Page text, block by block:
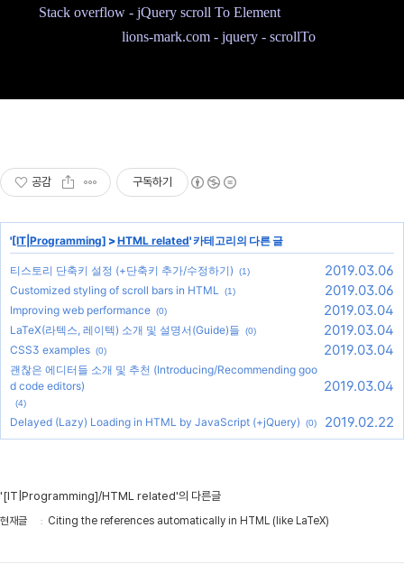
Stack overflow - jQuery scroll To Element
lions-mark.com - jquery - scrollTo
공감 구독하기
'[IT|Programming] >HTML related' 카테고리의 다른 글
티스토리 단축키 설정 (+단축키 추가/수정하기) (1) 2019.03.06
Customized styling of scroll bars in HTML (1) 2019.03.06
Improving web performance (0) 2019.03.04
LaTeX(라텍스, 레이텍) 소개 및 설명서(Guide)들 (0) 2019.03.04
CSS3 examples (0) 2019.03.04
괜찮은 에디터들 소개 및 추천 (Introducing/Recommending goo
d code editors)
(4)
2019.03.04
Delayed (Lazy) Loading in HTML by JavaScript (+jQuery) (0) 2019.02.22
'[IT|Programming]/HTML related'의 다른글
현재글 Citing the references automatically in HTML (like LaTeX)